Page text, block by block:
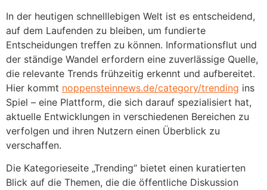
In der heutigen schnelllebigen Welt ist es entscheidend,
auf dem Laufenden zu bleiben, um fundierte
Entscheidungen treffen zu können. Informationsflut und
der ständige Wandel erfordern eine zuverlässige Quelle,
die relevante Trends frühzeitig erkennt und aufbereitet.
Hier kommt noppensteinnews.de/category/trending ins
Spiel – eine Plattform, die sich darauf spezialisiert hat,
aktuelle Entwicklungen in verschiedenen Bereichen zu
verfolgen und ihren Nutzern einen Überblick zu
verschaffen.
Die Kategorieseite „Trending“ bietet einen kuratierten
Blick auf die Themen, die die öffentliche Diskussion